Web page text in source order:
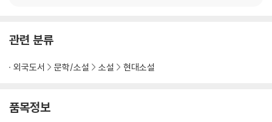
관련 분류
외국도서 문학/소설 소설 현대소설
품목정보